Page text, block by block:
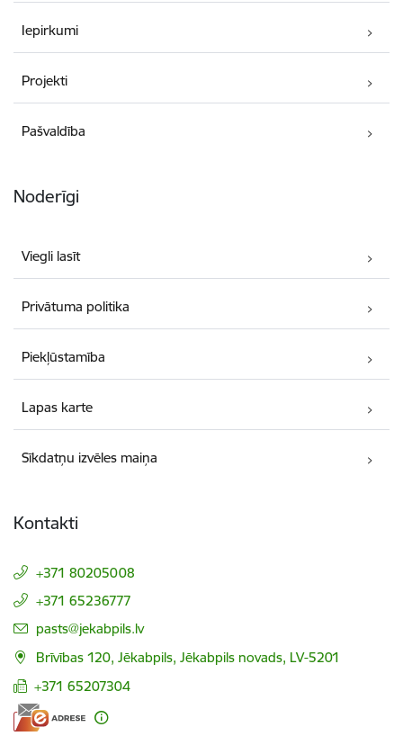
Iepirkumi
Projekti
Pašvaldība
Noderīgi
Viegli lasīt
Privātuma politika
Piekļūstamība
Lapas karte
Sīkdatņu izvēles maiņa
Kontakti
+371 80205008
+371 65236777
E-pasts:
pasts@jekabpils.lv
Brīvības 120, Jēkabpils, Jēkabpils novads, LV-5201
+371 65207304